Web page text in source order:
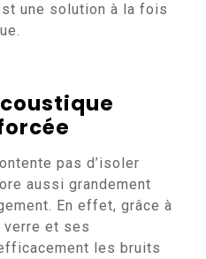
une solution à la fois
pas d’isoler
aussi grandement
En effet, grâce à
et ses
les bruits